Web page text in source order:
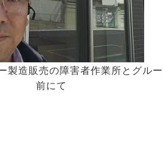
製造販売の障害者作業所とグル
前にて